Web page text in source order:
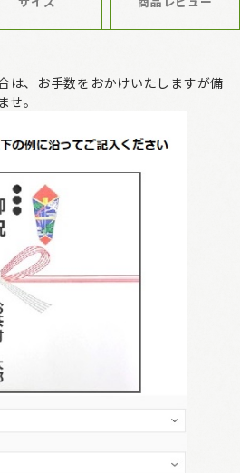
は、お手数をおかけいたしますが備
。